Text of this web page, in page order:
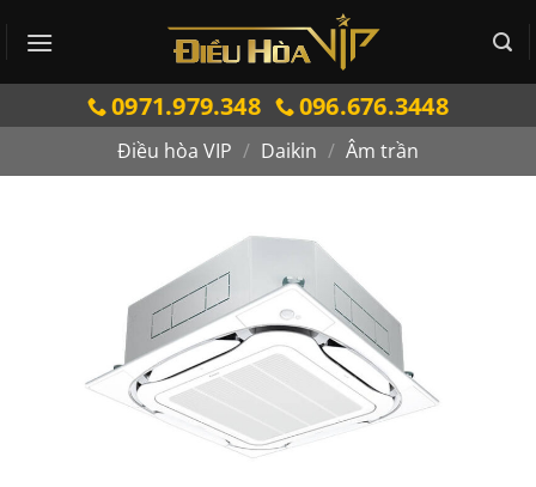
qua
0971.979.348 096.676.3448
Điều hòa VIP / Daikin / Âm trần